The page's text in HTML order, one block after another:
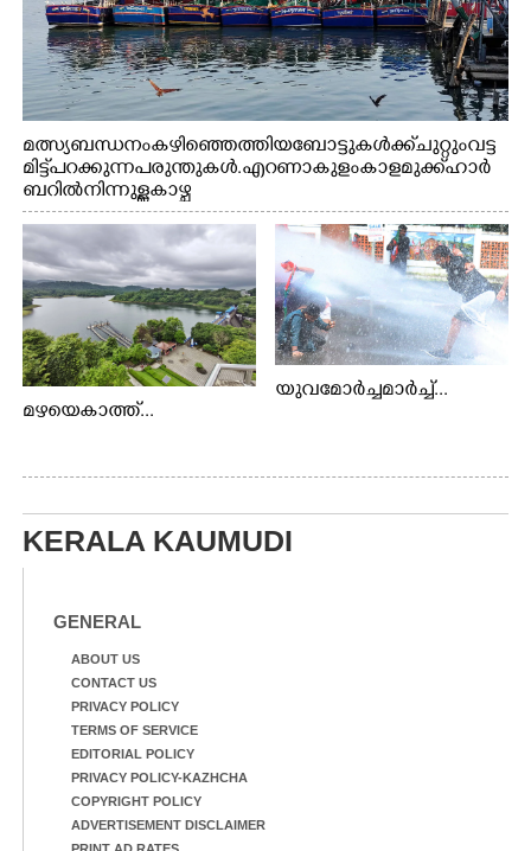
മത്സ്യബന്ധനം കഴിഞ്ഞെത്തിയ ബോട്ടുകൾക്ക് ചുറ്റും വട്ട
മിട്ട് പറക്കുന്ന പരുന്തുകൾ. എറണാകുളം കാളമുക്ക് ഹാർ
ബറിൽ നിന്നുള്ള കാഴ്ച
മഴയെകാത്ത്...
യുവമോർച്ചമാർച്ച്...
KERALA KAUMUDI
GENERAL
ABOUT US
CONTACT US
PRIVACY POLICY
TERMS OF SERVICE
EDITORIAL POLICY
PRIVACY POLICY-KAZHCHA
COPYRIGHT POLICY
ADVERTISEMENT DISCLAIMER